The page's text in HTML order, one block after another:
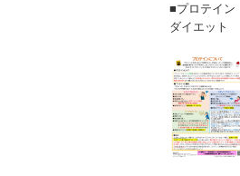
■プロテイン
ダイエット